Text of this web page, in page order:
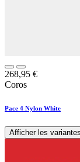
268,95 €
Coros
Pace 4 Nylon White
Afficher les variantes